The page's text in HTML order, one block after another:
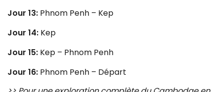
Jour 13: Phnom Penh – Kep
Jour 14: Kep
Jour 15: Kep – Phnom Penh
Jour 16: Phnom Penh – Départ